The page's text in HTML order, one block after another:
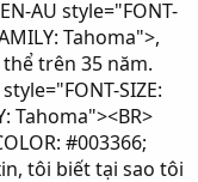
AU style="FONT-
Tahoma">,
trên 35 năm.
SIZE:
Tahoma"><BR>
#003366;
tôi biết tại sao tôi